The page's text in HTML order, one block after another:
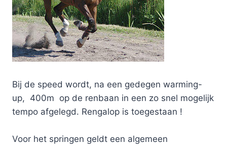
Bij de speed wordt, na een gedegen warming-
up, 400m op de renbaan in een zo snel mogelijk
tempo afgelegd. Rengalop is toegestaan !
Voor het springen geldt een algemeen